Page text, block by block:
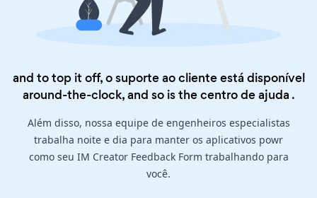
and to top it off, o suporte ao cliente está disponível
around-the-clock, and so is thecentro de ajuda .
Além disso, nossa equipe de engenheiros especialistas
trabalha noite e dia para manter os aplicativos powr
como seu IM Creator Feedback Form trabalhando para
você.